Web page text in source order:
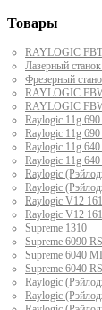
Товары
RAYLOGIC
Лазерный
Фрезерный
RAYLOGIC
RAYLOGIC
Raylogic 11g
Raylogic 11g 690
Raylogic 11g 640
Raylogic 11g
Raylogic
Raylogic
Raylogic V12
Raylogic V12
Supreme 1310
Supreme 6090 RS
Supreme 6040
Supreme 6040 RS
Raylogic
Raylogic